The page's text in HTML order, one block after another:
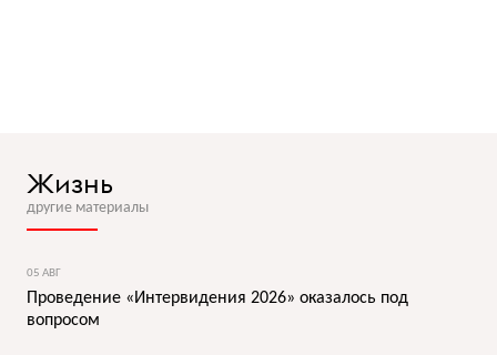
Жизнь
другие материалы
05 АВГ
Проведение «Интервидения 2026» оказалось под
вопросом